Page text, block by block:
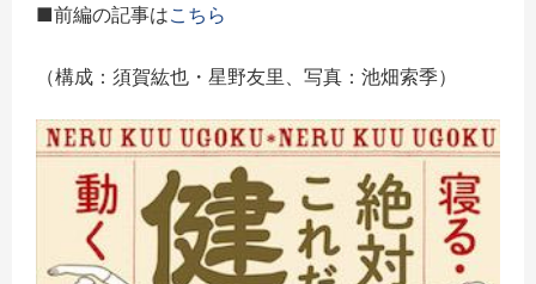
■前編の記事はこちら
（構成：須賀紘也・星野友里、写真：池畑索季）